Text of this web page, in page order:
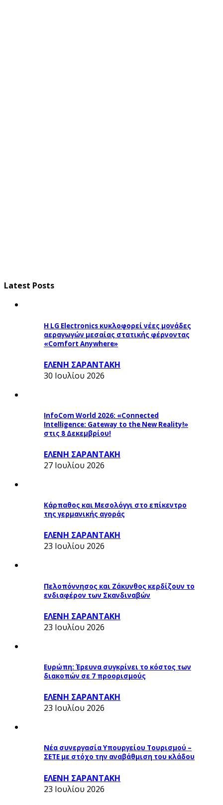
Latest Posts
Η LG Electronics κυκλοφορεί νέες μονάδες
αεραγωγών μεσαίας στατικής φέρνοντας
«Comfort Anywhere»
ΕΛΕΝΗ ΣΑΡΑΝΤΑΚΗ
30 Ιουλίου 2026
InfoCom World 2026: «Connected
Intelligence: Gateway to the New Reality!»
στις 8 Δεκεμβρίου!
ΕΛΕΝΗ ΣΑΡΑΝΤΑΚΗ
27 Ιουλίου 2026
Κάρπαθος και Μεσολόγγι στο επίκεντρο
της γερμανικής αγοράς
ΕΛΕΝΗ ΣΑΡΑΝΤΑΚΗ
23 Ιουλίου 2026
Πελοπόννησος και Ζάκυνθος κερδίζουν το
ενδιαφέρον των Σκανδιναβών
ΕΛΕΝΗ ΣΑΡΑΝΤΑΚΗ
23 Ιουλίου 2026
Ευρώπη: Έρευνα συγκρίνει το κόστος των
διακοπών σε 7 προορισμούς
ΕΛΕΝΗ ΣΑΡΑΝΤΑΚΗ
23 Ιουλίου 2026
Νέα συνεργασία Υπουργείου Τουρισμού –
ΣΕΤΕ με στόχο την αναβάθμιση του κλάδου
ΕΛΕΝΗ ΣΑΡΑΝΤΑΚΗ
23 Ιουλίου 2026